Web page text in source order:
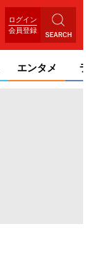
ログイン
会員登録
エンタメ